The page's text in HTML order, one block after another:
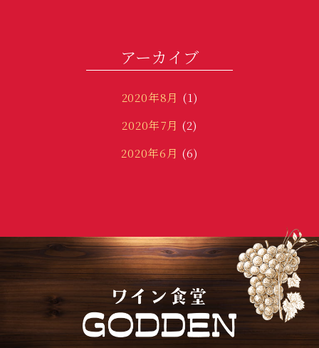
アーカイブ
2020年8月 (1)
2020年7月 (2)
2020年6月 (6)
2019年12月(3)
2019年11月(5)
2019年10月(18)
2019年9月(8)